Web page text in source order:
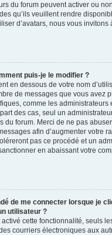
du forum peuvent activer ou
qu’ils veuillent rendre
d’avatars, nous vous invitons
puis-je le modifier ?
en dessous de votre nom
de messages que vous avez
comme les administrateurs
des cas, seul un
du forum. Merci de ne pas
afin d’augmenter votre
pas ce procédé et un
en abaissant votre
de me connecter lorsque je
utilisateur ?
cette fonctionnalité, seuls
courriers électroniques aux